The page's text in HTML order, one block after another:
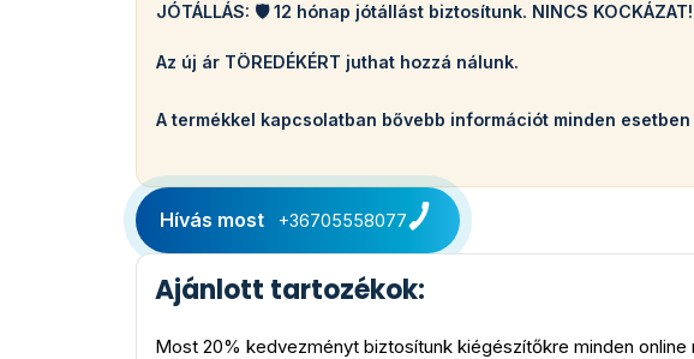
JÓTÁLLÁS: 🛡️ 12 hónap jótállást biztosítunk. NINCS
Az új ár TÖREDÉKÉRT juthat hozzá nálunk.
A termékkel kapcsolatban bővebb információt minden
Hívás most +36705558077
Ajánlott tartozékok:
Most 20% kedvezményt biztosítunk kiégészítőkre minden online